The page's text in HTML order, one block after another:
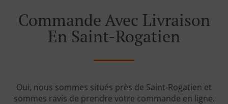
Commande Avec Livraison
En Saint-Rogatien
Oui, nous sommes situés près de Saint-Rogatien et
sommes ravis de prendre votre commande en ligne.